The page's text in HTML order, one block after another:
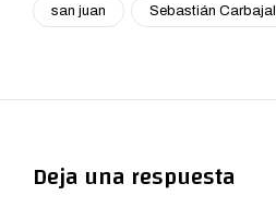
san juan Sebastián Carbajal
Deja una respuesta